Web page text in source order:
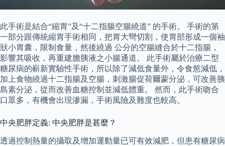
此手術是結合“縮胃”及“十二指腸空腸繞道” 的手術。 手術的第
一部分跟傳統縮胃手術相同，把胃大彎切割，使胃部形成一個袖
狀小胃囊，限制食量，然後繞過 公分的空腸縫合於十二指腸，
影響其吸收，再重建膽胰液之小腸通道。 此手術屬於治療二型
糖尿病的嶄新實驗性手術，所以除了減低食量外，令食慾減低，
加上食物繞過十二指腸及空腸，刺激腸促荷爾蒙分泌，可改善胰
島素分泌，從而改善血糖控制並減低體重。 然而，此手術吻合
口眾多，有機會出現滲漏，手術風險及難度也較高。
中央肥胖定義: 中央肥胖是甚麼？
透過控制熱量的攝取及增加運動量已可有效減肥，但患有糖尿病